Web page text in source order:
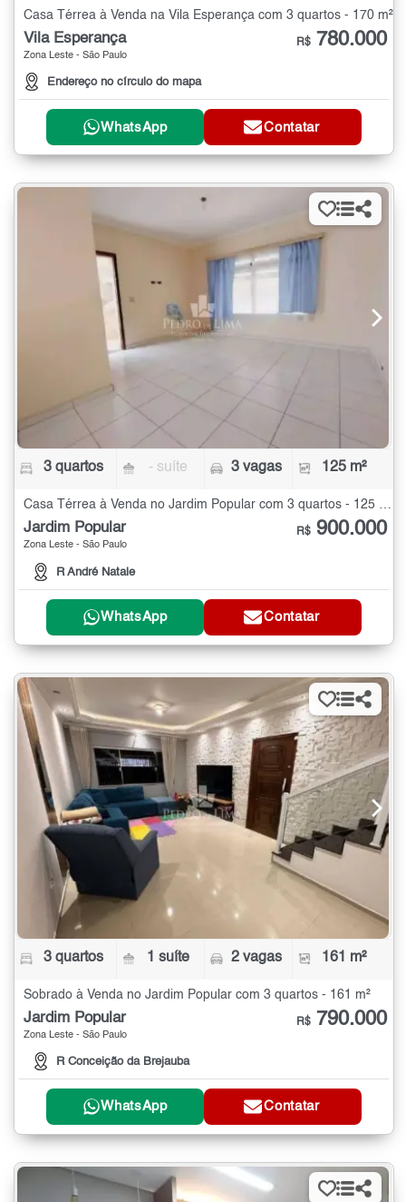
Casa Térrea à Venda na Vila Esperança com 3 quartos - 170 m²
Vila Esperança
Zona Leste - São Paulo
Endereço no círculo do mapa
R$ 780.000
WhatsApp Contatar
3 quartos - suíte 3 vagas 125 m²
Casa Térrea à Venda no Jardim Popular com 3 quartos - 125 m²
Jardim Popular
Zona Leste - São Paulo
R André Natale
R$ 900.000
WhatsApp Contatar
3 quartos 1 suíte 2 vagas 161 m²
Sobrado à Venda no Jardim Popular com 3 quartos - 161 m²
Jardim Popular
Zona Leste - São Paulo
R Conceição da Brejauba
R$ 790.000
WhatsApp Contatar